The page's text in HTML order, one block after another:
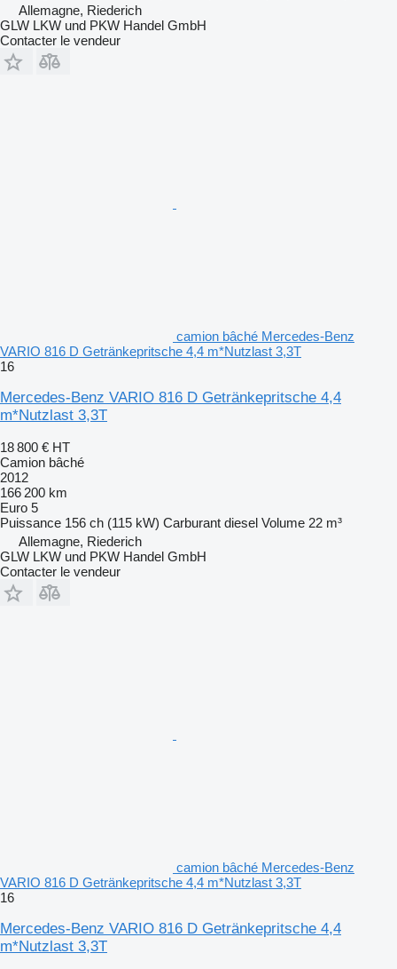
Allemagne, Riederich
GLW LKW und PKW Handel GmbH
Contacter le vendeur
camion bâché Mercedes-Benz
VARIO 816 D Getränkepritsche 4,4 m*Nutzlast 3,3T
16
Mercedes-Benz VARIO 816 D Getränkepritsche 4,4
m*Nutzlast 3,3T
18 800 € HT
Camion bâché
2012
166 200 km
Euro 5
Puissance 156 ch (115 kW) Carburant diesel Volume 22 m³
Allemagne, Riederich
GLW LKW und PKW Handel GmbH
Contacter le vendeur
camion bâché Mercedes-Benz
VARIO 816 D Getränkepritsche 4,4 m*Nutzlast 3,3T
16
Mercedes-Benz VARIO 816 D Getränkepritsche 4,4
m*Nutzlast 3,3T